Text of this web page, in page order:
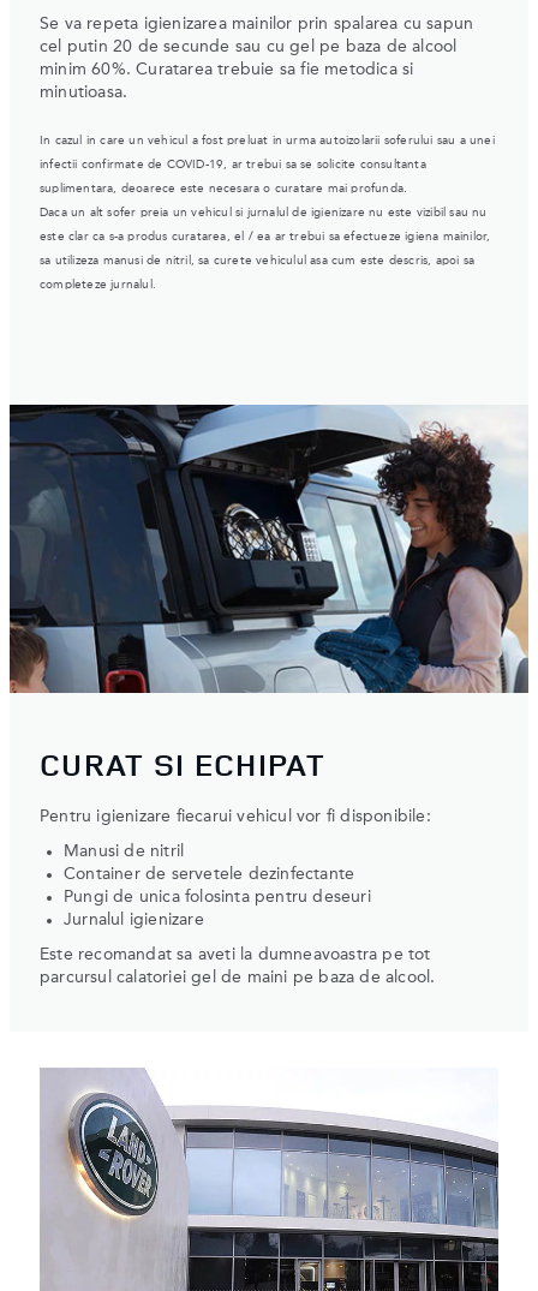
Se va repeta igienizarea mainilor prin spalarea cu sapun
cel putin 20 de secunde sau cu gel pe baza de alcool
minim 60%. Curatarea trebuie sa fie metodica si
minutioasa.
In cazul in care un vehicul a fost preluat in urma autoizolarii soferului sau a unei
infectii confirmate de COVID-19, ar trebui sa se solicite consultanta
suplimentara, deoarece este necesara o curatare mai profunda.
Daca un alt sofer preia un vehicul si jurnalul de igienizare nu este vizibil sau nu
este clar ca s-a produs curatarea, el / ea ar trebui sa efectueze igiena mainilor,
sa utilizeza manusi de nitril, sa curete vehiculul asa cum este descris, apoi sa
completeze jurnalul.
CURAT SI ECHIPAT
Pentru igienizare fiecarui vehicul vor fi disponibile:
Manusi de nitril
Container de servetele dezinfectante
Pungi de unica folosinta pentru deseuri
Jurnalul igienizare
Este recomandat sa aveti la dumneavoastra pe tot
parcursul calatoriei gel de maini pe baza de alcool.